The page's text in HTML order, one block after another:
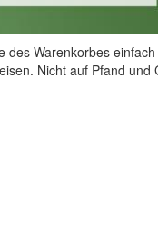
Warenkorbes einfach
Nicht auf Pfand und